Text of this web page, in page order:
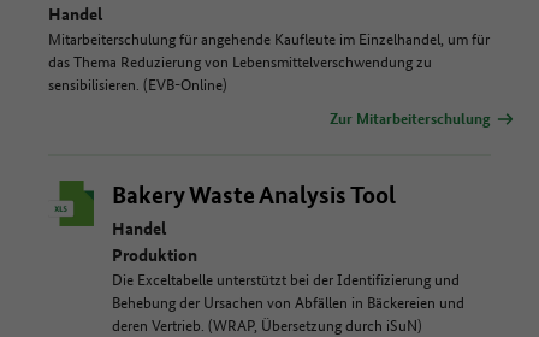
Handel
Mitarbeiterschulung für angehende Kaufleute im Einzelhandel, um für
das Thema Reduzierung von Lebensmittelverschwendung zu
sensibilisieren. (EVB-Online)
Zur Mitarbeiterschulung
Bakery Waste Analysis Tool
Handel
Produktion
Die Exceltabelle unterstützt bei der Identifizierung und
Behebung der Ursachen von Abfällen in Bäckereien und
deren Vertrieb. (WRAP, Übersetzung durch iSuN)